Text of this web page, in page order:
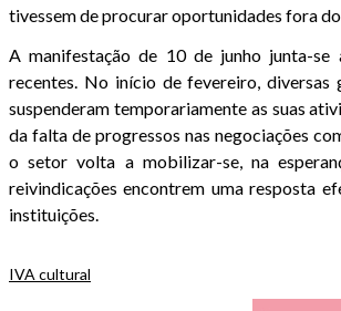
tivessem de procurar oportunidades fora
A manifestação de 10 de junho junta-se
recentes. No início de fevereiro, diversas
suspenderam temporariamente as suas
da falta de progressos nas negociações
o setor volta a mobilizar-se, na
reivindicações encontrem uma resposta
instituições.
IVA cultural